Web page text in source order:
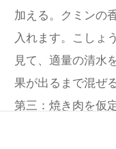
加える。クミンの
入れます。こしょ
見て、適量の清水
果が出るまで混ぜ
第三：焼き肉を仮
入れてみることが